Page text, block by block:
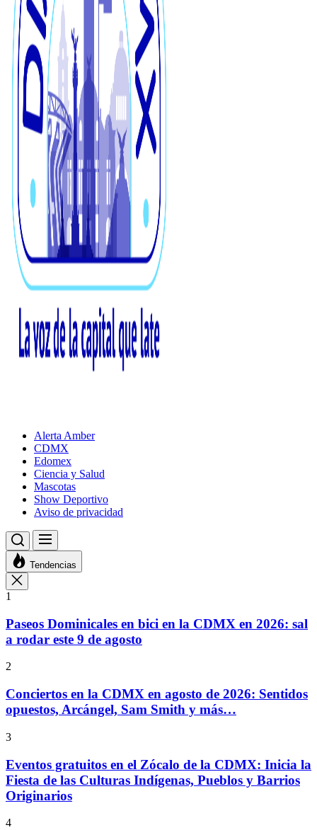
Alerta Amber
CDMX
Edomex
Ciencia y Salud
Mascotas
Show Deportivo
Aviso de privacidad
Tendencias
1
Paseos Dominicales en bici en la CDMX en 2026: sal
a rodar este 9 de agosto
2
Conciertos en la CDMX en agosto de 2026: Sentidos
opuestos, Arcángel, Sam Smith y más…
3
Eventos gratuitos en el Zócalo de la CDMX: Inicia la
Fiesta de las Culturas Indígenas, Pueblos y Barrios
Originarios
4